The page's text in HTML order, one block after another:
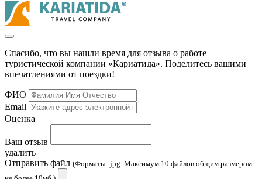
Спасибо, что вы нашли время для отзыва о работе
туристической компании «Кариатида». Поделитесь вашими
впечатлениями от поездки!
ФИО
Email
Оценка
Ваш отзыв
удалить
Отправить файл (Форматы: jpg. Максимум 10 файлов общим размером